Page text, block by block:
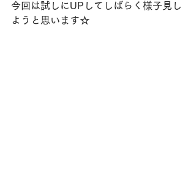
今回は試しにUPしてしばらく様子見し
ようと思います☆